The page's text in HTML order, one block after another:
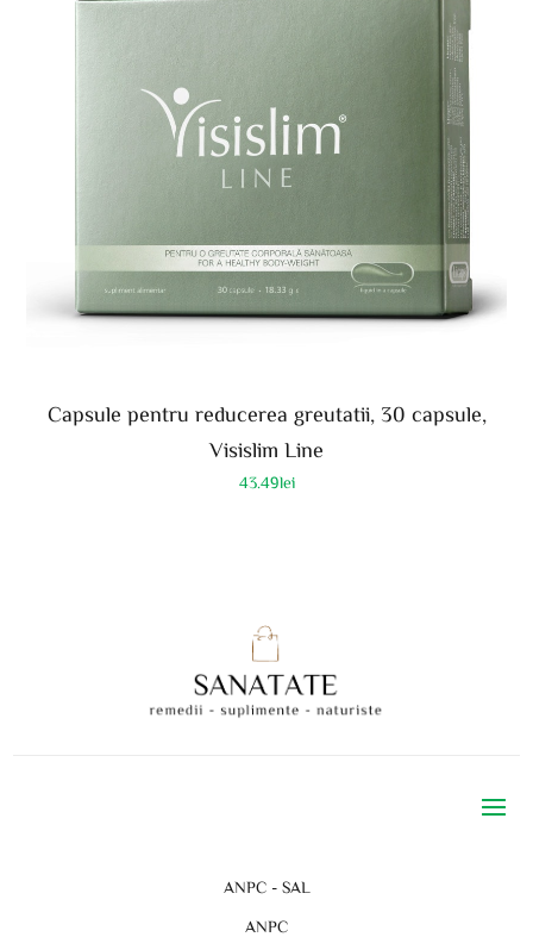
Capsule pentru reducerea greutatii, 30 capsule,
Visislim Line
43.49lei
ANPC - SAL
ANPC